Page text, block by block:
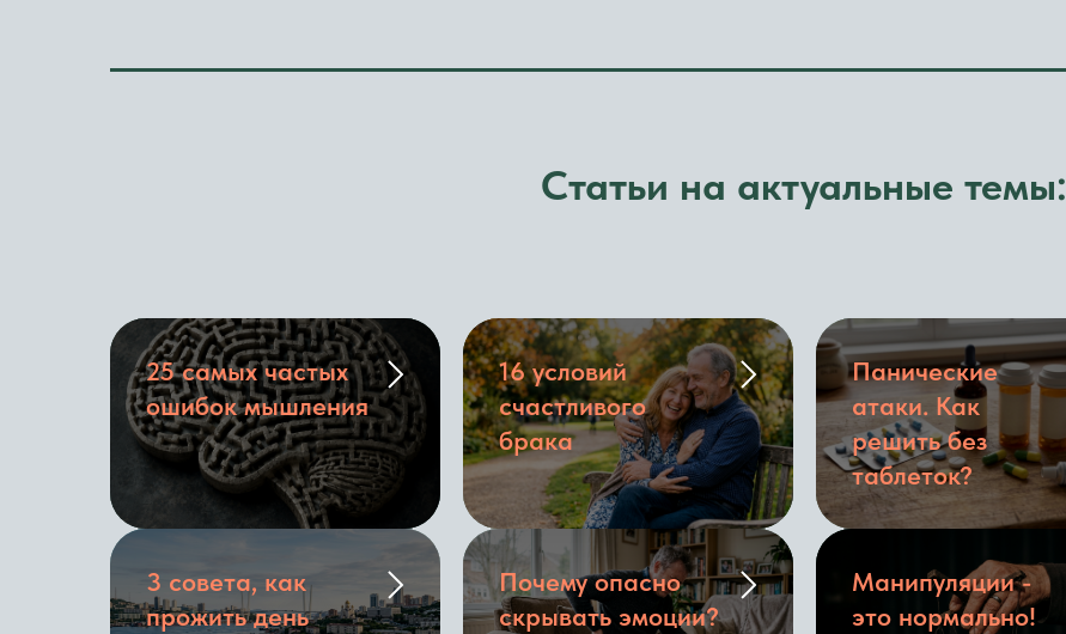
Cтатьи на актуальные темы:
25 самых частых
ошибок мышления
16 условий
счастливого
брака
Панические
атаки. Как
решить без
таблеток?
3 совета, как
прожить день
Почему опасно
скрывать эмоции?
Манипуляции -
это нормально!